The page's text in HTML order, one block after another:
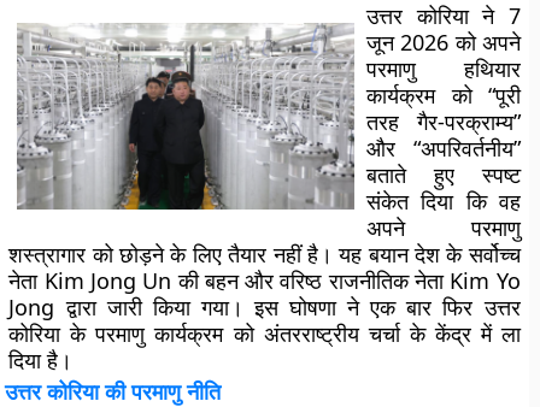
उत्तर कोरिया ने 7
जून 2026 को अपने
परमाणु हथियार
कार्यक्रम को “पूरी
तरह गैर-परक्राम्य”
और “अपरिवर्तनीय”
बताते हुए स्पष्ट
संकेत दिया कि वह
अपने परमाणु
शस्त्रागार को छोड़ने के लिए तैयार नहीं है। यह बयान देश के सर्वोच्च
नेता Kim Jong Un की बहन और वरिष्ठ राजनीतिक नेता Kim Yo
Jong द्वारा जारी किया गया। इस घोषणा ने एक बार फिर उत्तर
कोरिया के परमाणु कार्यक्रम को अंतरराष्ट्रीय चर्चा के केंद्र में ला
दिया है।
उत्तर कोरिया की परमाणु नीति